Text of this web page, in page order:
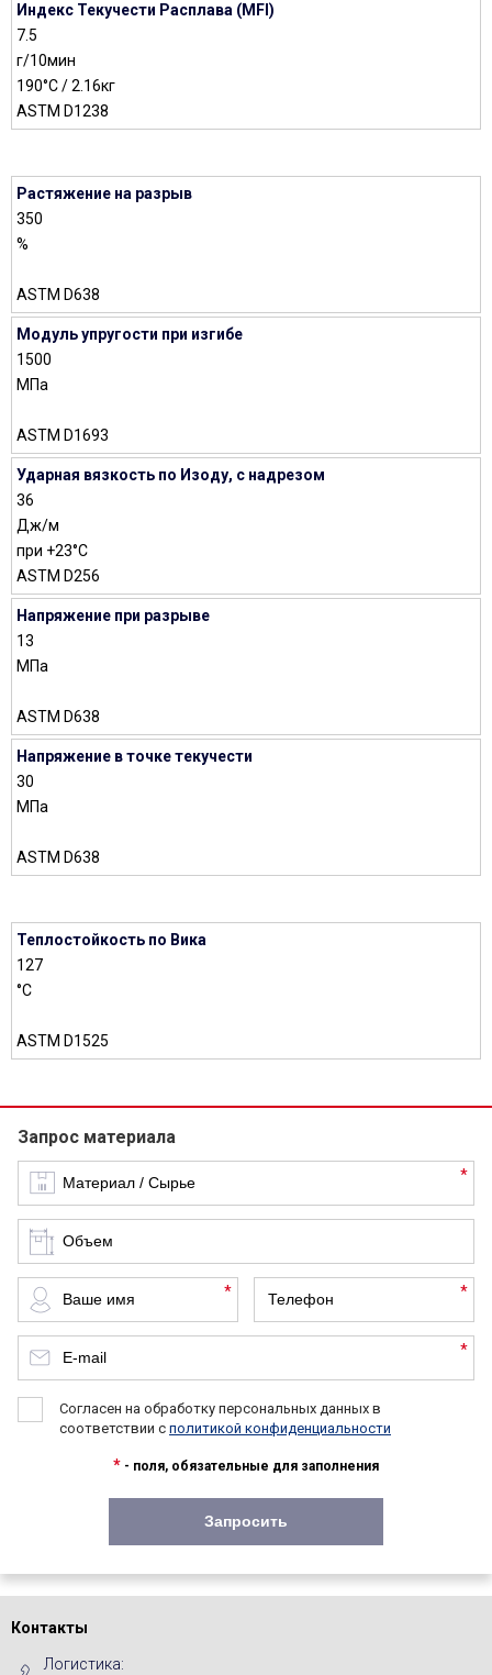
Индекс Текучести Расплава (MFI)
7.5
г/10мин
190°C / 2.16кг
ASTM D1238
Растяжение на разрыв
350
%
ASTM D638
Модуль упругости при изгибе
1500
МПа
ASTM D1693
Ударная вязкость по Изоду, с надрезом
36
Дж/м
при +23°C
ASTM D256
Напряжение при разрыве
13
МПа
ASTM D638
Напряжение в точке текучести
30
МПа
ASTM D638
Теплостойкость по Вика
127
°C
ASTM D1525
Запрос материала
*
* *
*
Согласен на обработку персональных данных в
соответствии с политикой конфиденциальности
* - поля, обязательные для заполнения
Контакты
Логистика: